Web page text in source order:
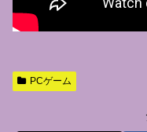
PCゲーム